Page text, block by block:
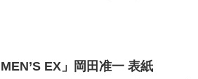
EX」岡田准一 表紙